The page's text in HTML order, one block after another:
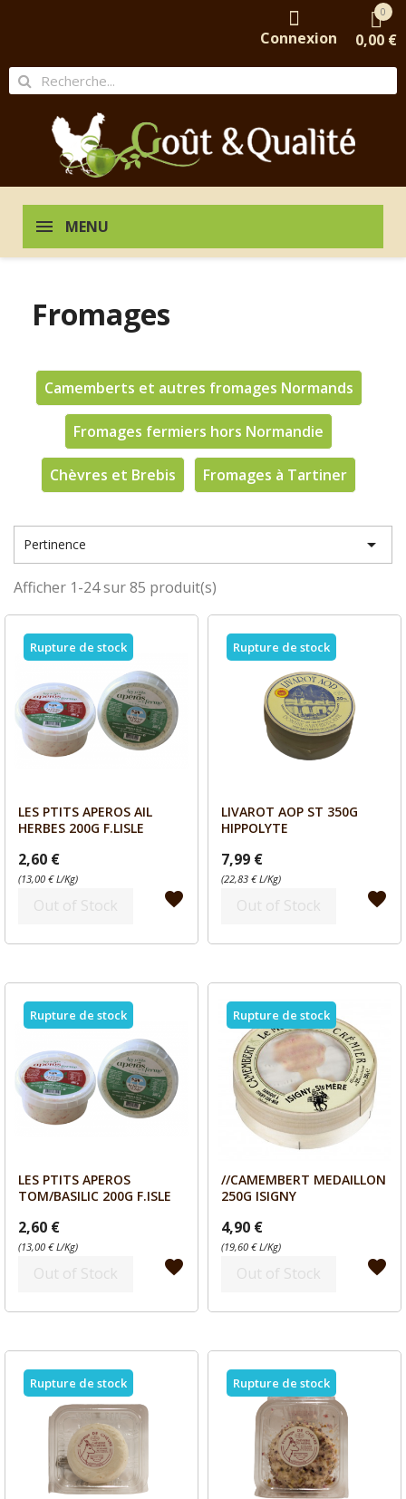
Connexion
0
0,00 €
MENU
Fromages
Camemberts et autres fromages Normands
Fromages fermiers hors Normandie
Chèvres et Brebis Fromages à Tartiner
Pertinence 
Afficher 1-24 sur 85 produit(s)
Aperçu
LES PTITS APEROS AIL
HERBES 200G F.LISLE
2,60 €
(13,00 € L/Kg)
Out of Stock favorite
Rupture de stock
Aperçu
LIVAROT AOP ST 350G
HIPPOLYTE
7,99 €
(22,83 € L/Kg)
Out of Stock favorite
Rupture de stock
Aperçu
LES PTITS APEROS
TOM/BASILIC 200G F.ISLE
2,60 €
(13,00 € L/Kg)
Out of Stock favorite
Rupture de stock
Aperçu
//CAMEMBERT MEDAILLON
250G ISIGNY
4,90 €
(19,60 € L/Kg)
Out of Stock favorite
Rupture de stock
Rupture de stock Rupture de stock